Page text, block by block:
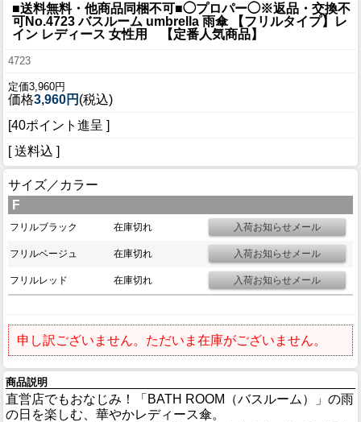
■送料無料・他商品同梱不可■◯プロパー◯※返品・交換不
可No.4723 バスルーム umbrella 雨傘 【フリルタイプ】レ
イン レディース 女性用 【定番人気商品】
4723
定価3,960円
価格3,960円 (税込)
[40ポイント進呈 ]
[ 送料込 ]
サイズ／カラー
F
フリルブラック 在庫切れ
フリルベージュ 在庫切れ
フリルレッド 在庫切れ
申し訳ございません。ただいま在庫がございません。
商品説明
直営店でもおなじみ！「BATH ROOM（バスルーム）」の雨
の日を楽しむ、華やかレディース傘。